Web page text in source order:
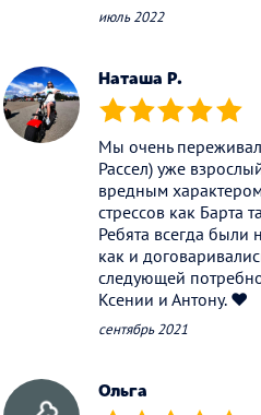
июль 2022
Наташа Р.
(*) (*) (*) (*) (*)
Мы очень
Рассел) уже
вредным
стрессов как Барта
Ребята всегда были
как и
следующей
Ксении и Антону. ❤️
сентябрь 2021
Ольга